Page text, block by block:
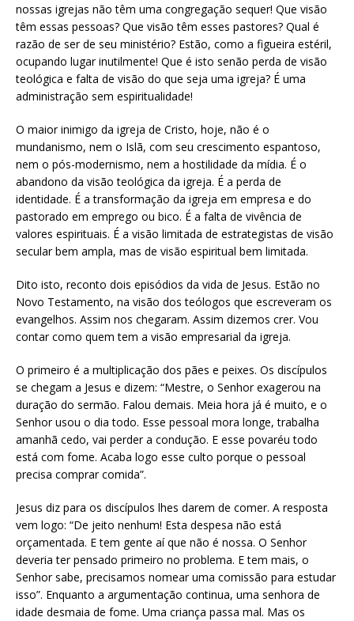
nossas igrejas não têm uma congregação sequer! Que visão
têm essas pessoas? Que visão têm esses pastores? Qual é
razão de ser de seu ministério? Estão, como a figueira estéril,
ocupando lugar inutilmente! Que é isto senão perda de visão
teológica e falta de visão do que seja uma igreja? É uma
administração sem espiritualidade!
O maior inimigo da igreja de Cristo, hoje, não é o
mundanismo, nem o Islã, com seu crescimento espantoso,
nem o pós-modernismo, nem a hostilidade da mídia. É o
abandono da visão teológica da igreja. É a perda de
identidade. É a transformação da igreja em empresa e do
pastorado em emprego ou bico. É a falta de vivência de
valores espirituais. É a visão limitada de estrategistas de visão
secular bem ampla, mas de visão espiritual bem limitada.
Dito isto, reconto dois episódios da vida de Jesus. Estão no
Novo Testamento, na visão dos teólogos que escreveram os
evangelhos. Assim nos chegaram. Assim dizemos crer. Vou
contar como quem tem a visão empresarial da igreja.
O primeiro é a multiplicação dos pães e peixes. Os discípulos
se chegam a Jesus e dizem: “Mestre, o Senhor exagerou na
duração do sermão. Falou demais. Meia hora já é muito, e o
Senhor usou o dia todo. Esse pessoal mora longe, trabalha
amanhã cedo, vai perder a condução. E esse povaréu todo
está com fome. Acaba logo esse culto porque o pessoal
precisa comprar comida”.
Jesus diz para os discípulos lhes darem de comer. A resposta
vem logo: “De jeito nenhum! Esta despesa não está
orçamentada. E tem gente aí que não é nossa. O Senhor
deveria ter pensado primeiro no problema. E tem mais, o
Senhor sabe, precisamos nomear uma comissão para estudar
isso”. Enquanto a argumentação continua, uma senhora de
idade desmaia de fome. Uma criança passa mal. Mas os